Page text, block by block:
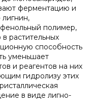
ферментацию и
полимер,
растительных
способность
уменьшает
и реагентов на них
гидролизу этих
в виде лигно-